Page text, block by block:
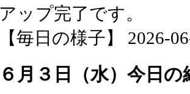
アップ完了です。
【毎日の様子】 2026-
６月３日（水）今日の